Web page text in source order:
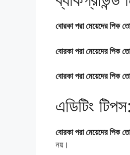
বোরকা পরা মেয়েদের পিক
বোরকা পরা মেয়েদের পিক
বোরকা পরা মেয়েদের পিক
এডিটিং
বোরকা পরা মেয়েদের পিক
নয়।